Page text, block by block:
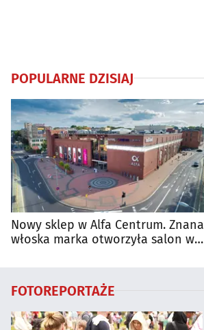
POPULARNE DZISIAJ
Nowy sklep w Alfa Centrum. Znana
włoska marka otworzyła salon w
FOTOREPORTAŻE